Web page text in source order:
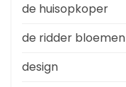
de huisopkoper
de ridder bloemen
design